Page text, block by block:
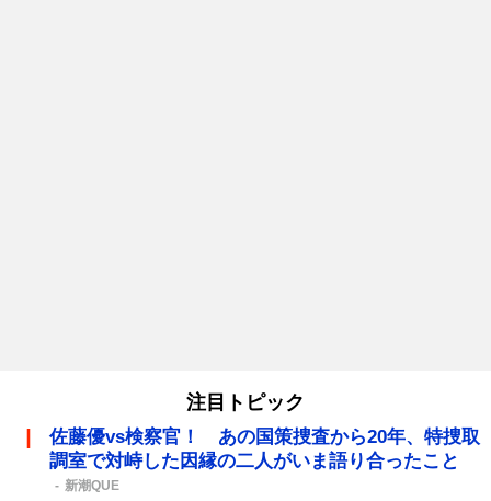
注目トピック
佐藤優vs検察官！ あの国策捜査から20年、特捜取
調室で対峙した因縁の二人がいま語り合ったこと
新潮QUE